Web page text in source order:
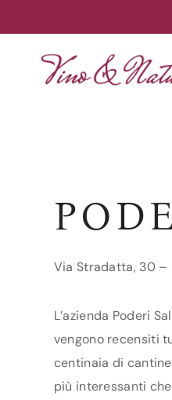
Via Stradatta, 30 –
L’azienda Poderi
vengono recensiti
centinaia di
più interessanti